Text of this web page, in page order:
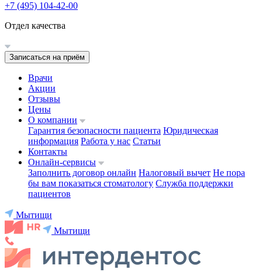
+7 (495) 104-42-00
Отдел качества
Записаться на приём
Врачи
Акции
Отзывы
Цены
О компании
Гарантия безопасности пациента Юридическая
информация Работа у нас Статьи
Контакты
Онлайн-сервисы
Заполнить договор онлайн Налоговый вычет Не пора
бы вам показаться стоматологу Служба поддержки
пациентов
Мытищи
Мытищи